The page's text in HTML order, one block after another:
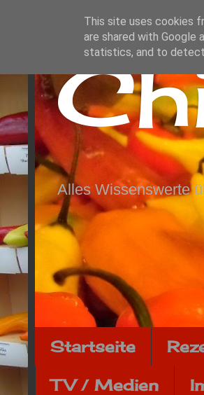
Alles Wissenswerte
Startseite
TV / Medien
This site uses cookies
are shared with
statistics, and to detect